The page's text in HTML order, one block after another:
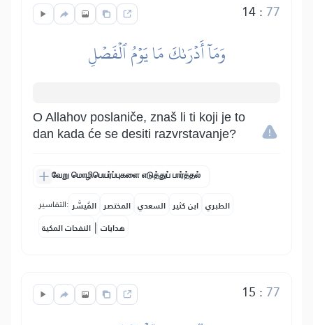
14: 77
وَمَآ أَدۡرَىٰكَ مَا يَوۡمُ ٱلۡفَصۡلِ
O Allahov poslaniče, znaš li ti koji je to
dan kada će se desiti razvrstavanje?
வேறு மொழிபெயர்ப்புகளை எடுத்துப் பார்த்தல்
التفاسير: المُيسَّر المختصر السعدي ابن كثير الطبري
النفحات المكية | هدايات
15 : 77